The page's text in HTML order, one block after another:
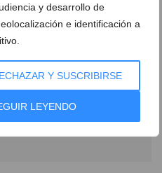
y desarrollo de
e identificación a
Y SUSCRIBIRSE
LEYENDO